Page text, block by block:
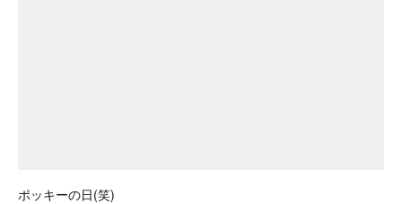
ポッキーの日(笑)